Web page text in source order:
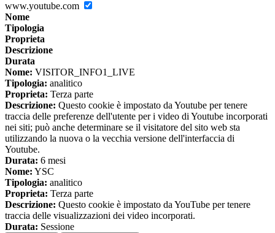
www.youtube.com
Nome
Tipologia
Proprieta
Descrizione
Durata
Nome: VISITOR_INFO1_LIVE
Tipologia: analitico
Proprieta: Terza parte
Descrizione: Questo cookie è impostato da Youtube per tenere
traccia delle preferenze dell'utente per i video di Youtube incorporati
nei siti; può anche determinare se il visitatore del sito web sta
utilizzando la nuova o la vecchia versione dell'interfaccia di
Youtube.
Durata: 6 mesi
Nome: YSC
Tipologia: analitico
Proprieta: Terza parte
Descrizione: Questo cookie è impostato da YouTube per tenere
traccia delle visualizzazioni dei video incorporati.
Durata: Sessione